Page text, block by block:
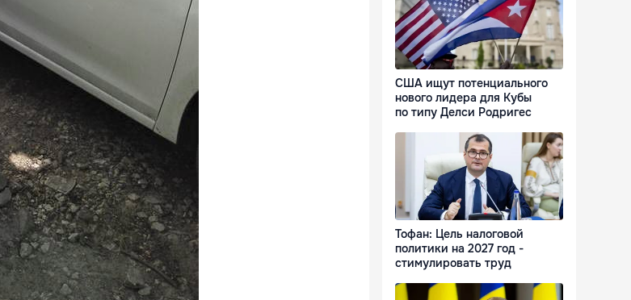
США ищут потенциального
нового лидера для Кубы
по типу Делси Родригес
Тофан: Цель налоговой
политики на 2027 год -
стимулировать труд